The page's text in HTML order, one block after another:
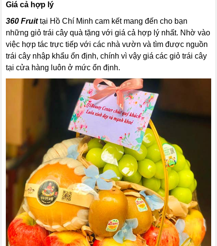
Giá cả hợp lý
360 Fruittại Hồ Chí Minh cam kết mang đến cho bạn
những giỏ trái cây quà tặng với giá cả hợp lý nhất. Nhờ vào
việc hợp tác trực tiếp với các nhà vườn và tìm được nguồn
trái cây nhập khẩu ổn định, chính vì vậy giá các giỏ trái cây
tại cửa hàng luôn ở mức ổn định.